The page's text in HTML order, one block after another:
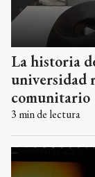
La historia
universidad
comunitario
3 min de lectura